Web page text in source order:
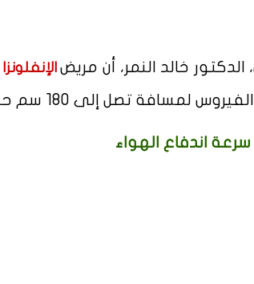
خالد النمر، أن مريضالإنفلونزا
لمسافة تصل إلى 180 سم حوله.